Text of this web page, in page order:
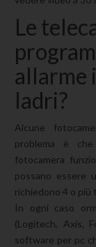
Le
allarme
ladri?
Alcune
problema è
fotocamera
possano essere
richiedono 4 o più
In ogni caso
(Logitech, Axis,
software per pc